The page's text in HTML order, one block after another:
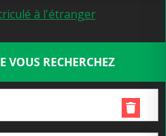
à l'étranger
VOUS RECHERCHEZ